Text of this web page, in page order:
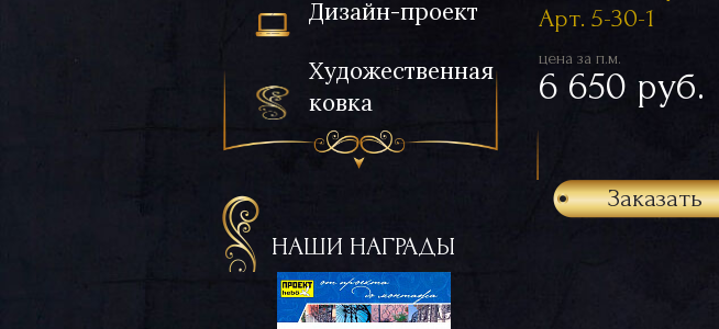
Дизайн-проект
Художественная
ковка
НАШИ НАГРАДЫ
Арт. 5-30-1
цена за п.м.
6 650 руб.
Заказать